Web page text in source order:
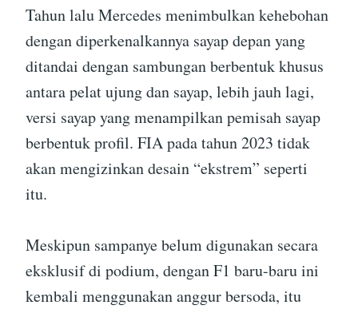
Tahun lalu Mercedes menimbulkan kehebohan
dengan diperkenalkannya sayap depan yang
ditandai dengan sambungan berbentuk khusus
antara pelat ujung dan sayap, lebih jauh lagi,
versi sayap yang menampilkan pemisah sayap
berbentuk profil. FIA pada tahun 2023 tidak
akan mengizinkan desain “ekstrem” seperti
itu.
Meskipun sampanye belum digunakan secara
eksklusif di podium, dengan F1 baru-baru ini
kembali menggunakan anggur bersoda, itu